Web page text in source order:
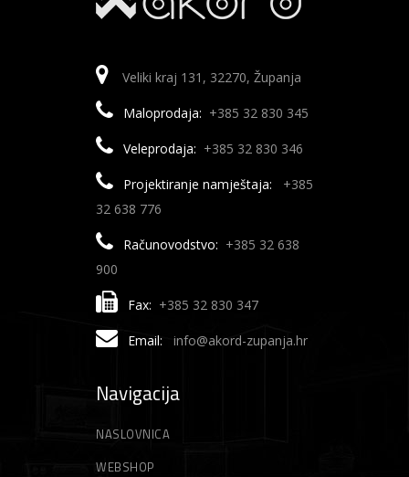
Veliki kraj 131, 32270, Županja
Maloprodaja: +385 32 830 345
Veleprodaja: +385 32 830 346
Projektiranje namještaja:
+385
32 638 776
Računovodstvo: +385 32 638
900
Fax: +385 32 830 347
Email: info@akord-zupanja.hr
Navigacija
NASLOVNICA
WEBSHOP